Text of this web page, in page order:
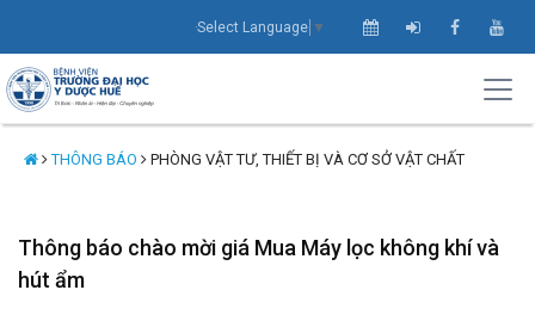
Select Language ▼
THÔNG BÁO PHÒNG VẬT TƯ, THIẾT BỊ VÀ CƠ SỞ VẬT CHẤT
Thông báo chào mời giá Mua Máy lọc không khí và
hút ẩm